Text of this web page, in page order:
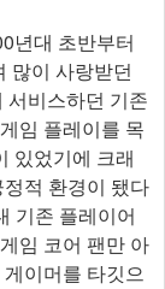
년대 초반부터
많이 사랑받던
서비스하던 기존
임 플레이를 목
있었기에 크래
적 환경이 됐다
기존 플레이어
임 코어 팬만 아
이머를 타깃으